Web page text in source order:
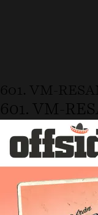
601. VM-
601. VM-